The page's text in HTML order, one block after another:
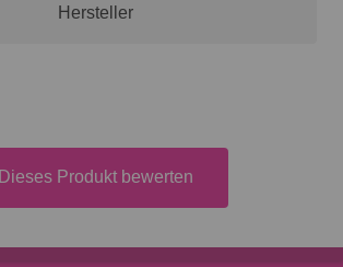
Hersteller
Dieses Produkt bewerten